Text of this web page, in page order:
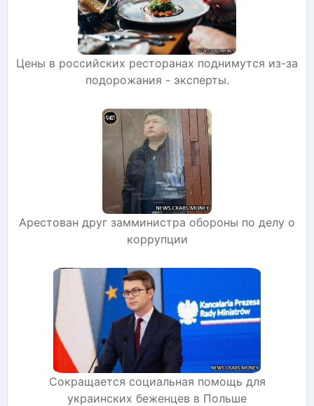
Цены в российских ресторанах поднимутся из-за
подорожания - эксперты.
Арестован друг замминистра обороны по делу о
коррупции
Сокращается социальная помощь для
украинских беженцев в Польше